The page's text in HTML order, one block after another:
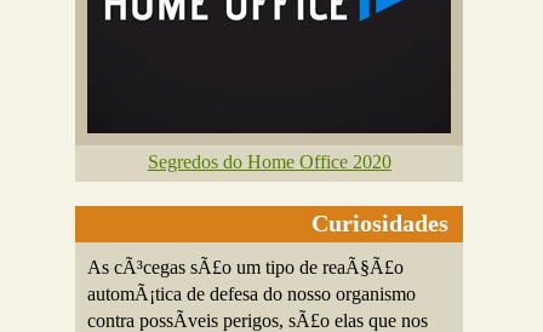
Segredos do Home Office 2020
Curiosidades
As cÃ³cegas sÃ£o um tipo de reaÃ§Ã£o
automÃ¡tica de defesa do nosso organismo
contra possÃ­veis perigos, sÃ£o elas que nos